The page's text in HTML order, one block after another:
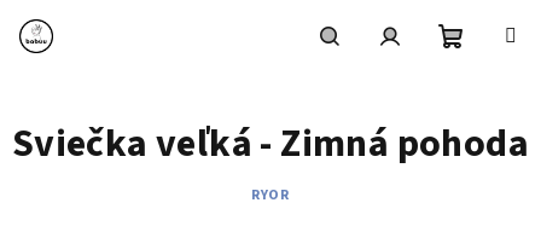
obsah
košík
Sviečka veľká - Zimná pohoda
RYOR